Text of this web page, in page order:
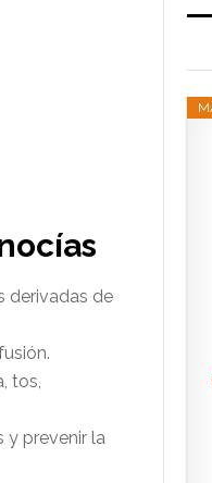
derivadas de
tos,
y prevenir la